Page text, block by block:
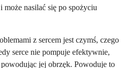
nasilać się po spożyciu
z sercem jest czymś, czego
serce nie pompuje efektywnie,
jej obrzęk. Powoduje to